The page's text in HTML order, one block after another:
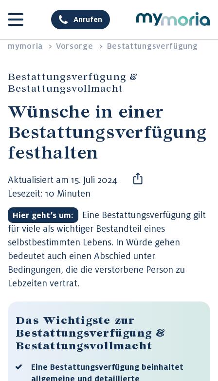
Anrufen
mymoria > Vorsorge > Bestattungsverfügung
Bestattungsverfügung &
Bestattungsvollmacht
Wünsche in einer
Bestattungsverfügung
festhalten
Aktualisiert am 15. Juli 2024
Lesezeit: 10 Minuten
Hier geht’s um:
Eine Bestattungsverfügung gilt
für viele als wichtiger Bestandteil eines
selbstbestimmten Lebens. In Würde gehen
bedeutet auch einen Abschied unter
Bedingungen, die die verstorbene Person zu
Lebzeiten vertrat.
Das Wichtigste zur
Bestattungsverfügung &
Bestattungsvollmacht
Eine Bestattungsverfügung beinhaltet
allgemeine und detaillierte